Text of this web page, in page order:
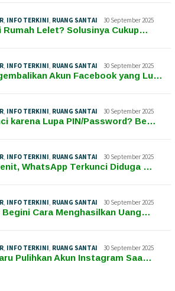
, INFO TERKINI, RUANG SANTAI 30 September 2025
Rumah Lelet? Solusinya Cukup…
, INFO TERKINI, RUANG SANTAI 30 September 2025
Akun Facebook yang Lu…
, INFO TERKINI, RUANG SANTAI 30 September 2025
karena Lupa PIN/Password? Be…
, INFO TERKINI, RUANG SANTAI 30 September 2025
WhatsApp Terkunci Diduga …
, INFO TERKINI, RUANG SANTAI 30 September 2025
Begini Cara Menghasilkan Uang…
, INFO TERKINI, RUANG SANTAI 30 September 2025
Pulihkan Akun Instagram Saa…